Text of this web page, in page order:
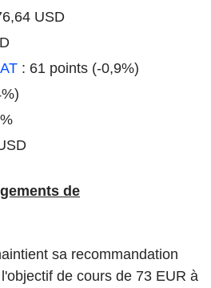
USD
: 61 points (-0,9%)
de
sa recommandation
de cours de 73 EUR à